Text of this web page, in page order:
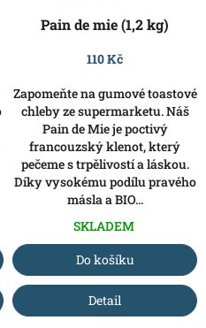
Pain de mie (1,2 kg)
110 Kč
Zapomeňte na gumové toastové
chleby ze supermarketu. Náš
Pain de Mie je poctivý
francouzský klenot, který
pečeme s trpělivostí a láskou.
Díky vysokému podílu pravého
másla a BIO...
SKLADEM
Do košíku
Detail